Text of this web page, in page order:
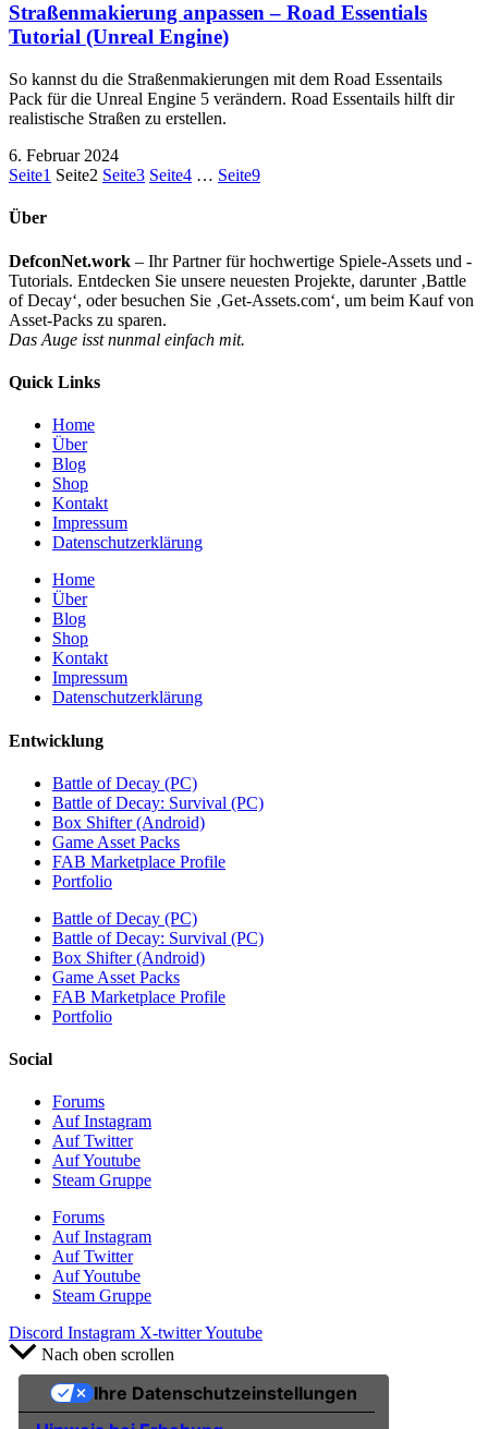
Straßenmakierung anpassen – Road Essentials
Tutorial (Unreal Engine)
So kannst du die Straßenmakierungen mit dem Road Essentails
Pack für die Unreal Engine 5 verändern. Road Essentails hilft dir
realistische Straßen zu erstellen.
6. Februar 2024
Seite1 Seite2 Seite3 Seite4 … Seite9
Über
DefconNet.work – Ihr Partner für hochwertige Spiele-Assets und -
Tutorials. Entdecken Sie unsere neuesten Projekte, darunter ‚Battle
of Decay‘, oder besuchen Sie ‚Get-Assets.com‘, um beim Kauf von
Asset-Packs zu sparen.
Das Auge isst nunmal einfach mit.
Quick Links
Home
Über
Blog
Shop
Kontakt
Impressum
Datenschutzerklärung
Home
Über
Blog
Shop
Kontakt
Impressum
Datenschutzerklärung
Entwicklung
Battle of Decay (PC)
Battle of Decay: Survival (PC)
Box Shifter (Android)
Game Asset Packs
FAB Marketplace Profile
Portfolio
Battle of Decay (PC)
Battle of Decay: Survival (PC)
Box Shifter (Android)
Game Asset Packs
FAB Marketplace Profile
Portfolio
Social
Forums
Auf Instagram
Auf Twitter
Auf Youtube
Steam Gruppe
Forums
Auf Instagram
Auf Twitter
Auf Youtube
Steam Gruppe
Discord Instagram X-twitterYoutube
Nach oben scrollen
Ihre Datenschutzeinstellungen